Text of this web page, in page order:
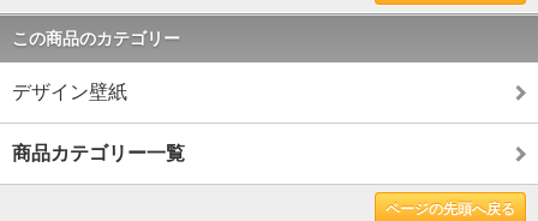
この商品のカテゴリー
デザイン壁紙
商品カテゴリー一覧
ページの先頭へ戻る